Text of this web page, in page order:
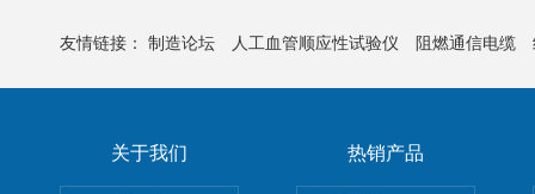
友情链接： 制造论坛 人工血管顺应性试验仪 阻燃通信电缆
关于我们 热销产品